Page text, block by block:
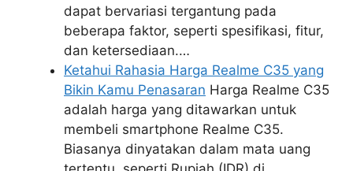
dapat bervariasi tergantung pada
beberapa faktor, seperti spesifikasi, fitur,
dan ketersediaan.…
Ketahui Rahasia Harga Realme C35 yang
Bikin Kamu Penasaran Harga Realme C35
adalah harga yang ditawarkan untuk
membeli smartphone Realme C35.
Biasanya dinyatakan dalam mata uang